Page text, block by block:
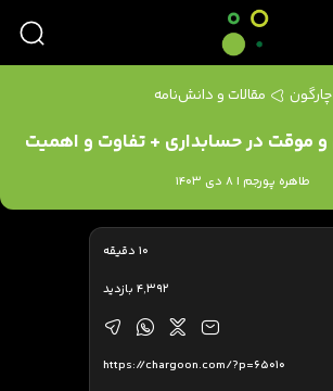
چارگون مقالات و دانش‌نامه
و موقت در حسابداری + تفاوت و اهمیت
طاهره پورجم | 8 دی 1403
10 دقیقه
4,392 بازدید
https://chargoon.com/?p=65010